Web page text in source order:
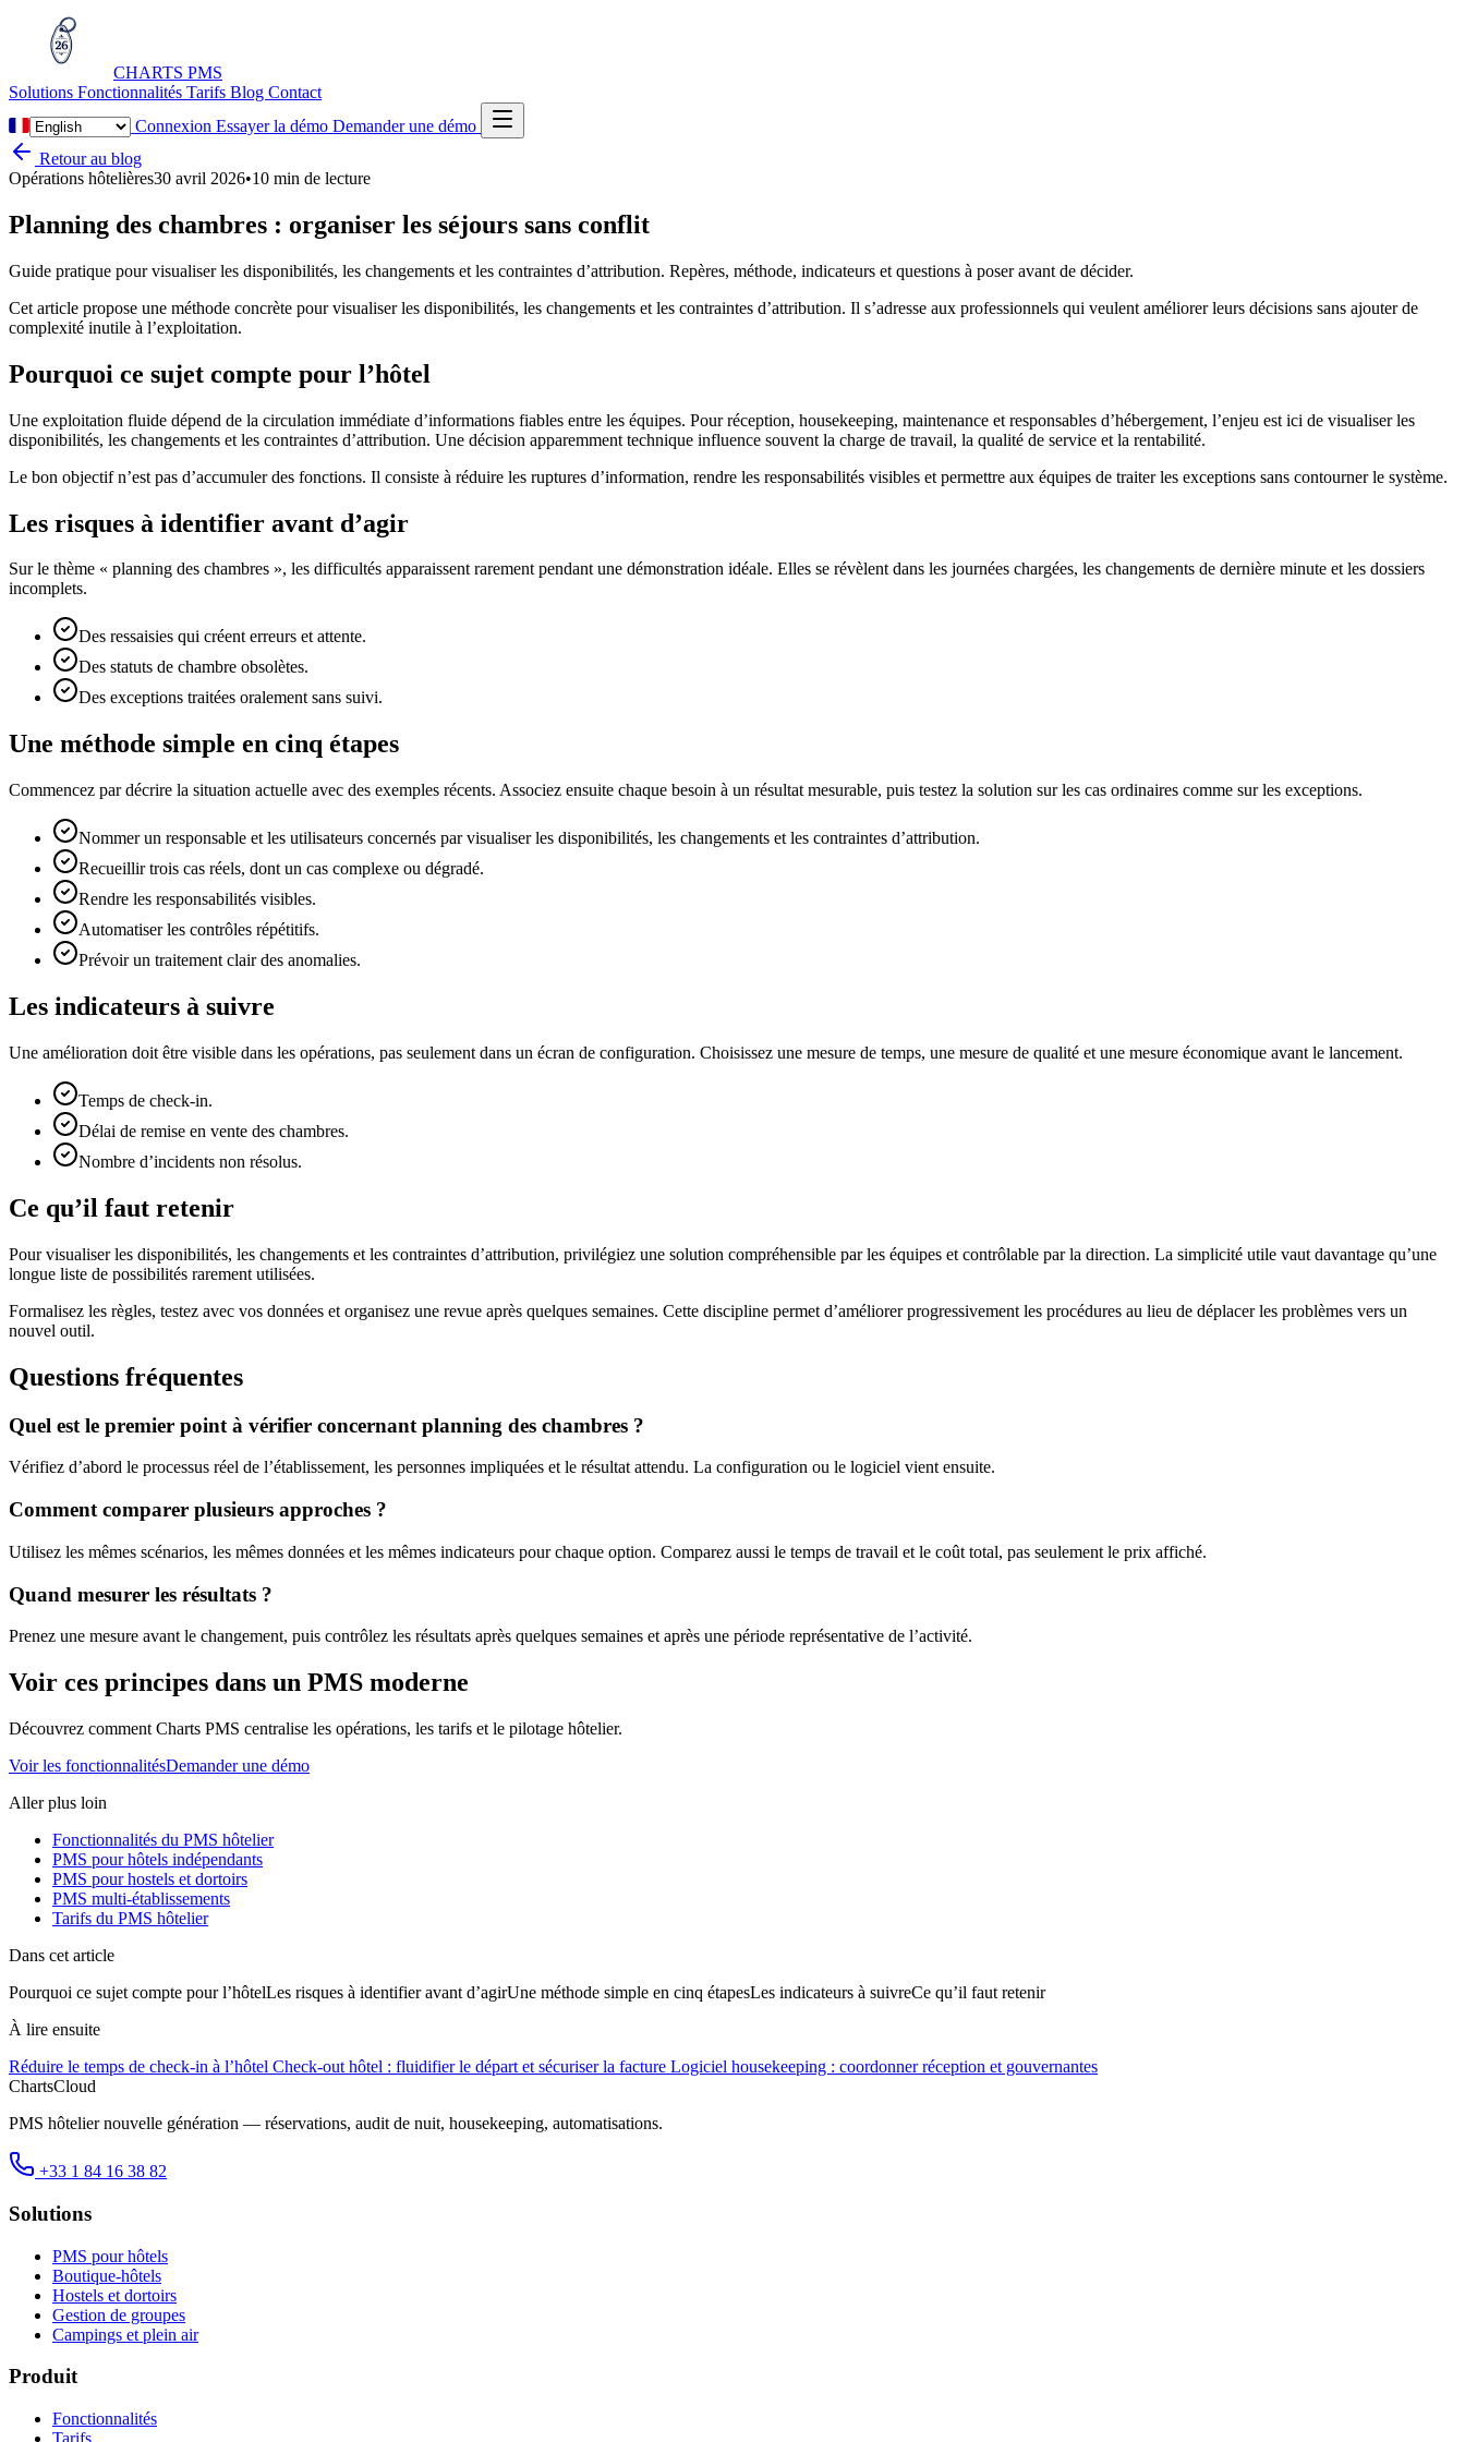
CHARTS PMS
Solutions Fonctionnalités Tarifs Blog Contact
ConnexionEssayer la démoDemander une démo
Retour au blog
Opérations hôtelières30 avril 2026•10 min de lecture
Planning des chambres : organiser les séjours sans conflit
Guide pratique pour visualiser les disponibilités, les changements et les contraintes d’attribution. Repères, méthode, indicateurs et questions à poser avant de décider.
Cet article propose une méthode concrète pour visualiser les disponibilités, les changements et les contraintes d’attribution. Il s’adresse aux professionnels qui veulent améliorer leurs décisions sans ajouter de
complexité inutile à l’exploitation.
Pourquoi ce sujet compte pour l’hôtel
Une exploitation fluide dépend de la circulation immédiate d’informations fiables entre les équipes. Pour réception, housekeeping, maintenance et responsables d’hébergement, l’enjeu est ici de visualiser les
disponibilités, les changements et les contraintes d’attribution. Une décision apparemment technique influence souvent la charge de travail, la qualité de service et la rentabilité.
Le bon objectif n’est pas d’accumuler des fonctions. Il consiste à réduire les ruptures d’information, rendre les responsabilités visibles et permettre aux équipes de traiter les exceptions sans contourner le système.
Les risques à identifier avant d’agir
Sur le thème « planning des chambres », les difficultés apparaissent rarement pendant une démonstration idéale. Elles se révèlent dans les journées chargées, les changements de dernière minute et les dossiers
incomplets.
Des ressaisies qui créent erreurs et attente.
Des statuts de chambre obsolètes.
Des exceptions traitées oralement sans suivi.
Une méthode simple en cinq étapes
Commencez par décrire la situation actuelle avec des exemples récents. Associez ensuite chaque besoin à un résultat mesurable, puis testez la solution sur les cas ordinaires comme sur les exceptions.
Nommer un responsable et les utilisateurs concernés par visualiser les disponibilités, les changements et les contraintes d’attribution.
Recueillir trois cas réels, dont un cas complexe ou dégradé.
Rendre les responsabilités visibles.
Automatiser les contrôles répétitifs.
Prévoir un traitement clair des anomalies.
Les indicateurs à suivre
Une amélioration doit être visible dans les opérations, pas seulement dans un écran de configuration. Choisissez une mesure de temps, une mesure de qualité et une mesure économique avant le lancement.
Temps de check-in.
Délai de remise en vente des chambres.
Nombre d’incidents non résolus.
Ce qu’il faut retenir
Pour visualiser les disponibilités, les changements et les contraintes d’attribution, privilégiez une solution compréhensible par les équipes et contrôlable par la direction. La simplicité utile vaut davantage qu’une
longue liste de possibilités rarement utilisées.
Formalisez les règles, testez avec vos données et organisez une revue après quelques semaines. Cette discipline permet d’améliorer progressivement les procédures au lieu de déplacer les problèmes vers un
nouvel outil.
Questions fréquentes
Quel est le premier point à vérifier concernant planning des chambres ?
Vérifiez d’abord le processus réel de l’établissement, les personnes impliquées et le résultat attendu. La configuration ou le logiciel vient ensuite.
Comment comparer plusieurs approches ?
Utilisez les mêmes scénarios, les mêmes données et les mêmes indicateurs pour chaque option. Comparez aussi le temps de travail et le coût total, pas seulement le prix affiché.
Quand mesurer les résultats ?
Prenez une mesure avant le changement, puis contrôlez les résultats après quelques semaines et après une période représentative de l’activité.
Voir ces principes dans un PMS moderne
Découvrez comment Charts PMS centralise les opérations, les tarifs et le pilotage hôtelier.
Voir les fonctionnalitésDemander une démo
Aller plus loin
Fonctionnalités du PMS hôtelier
PMS pour hôtels indépendants
PMS pour hostels et dortoirs
PMS multi-établissements
Tarifs du PMS hôtelier
Dans cet article
Pourquoi ce sujet compte pour l’hôtelLes risques à identifier avant d’agirUne méthode simple en cinq étapesLes indicateurs à suivreCe qu’il faut retenir
À lire ensuite
Réduire le temps de check-in à l’hôtel Check-out hôtel : fluidifier le départ et sécuriser la facture Logiciel housekeeping : coordonner réception et gouvernantes
ChartsCloud
PMS hôtelier nouvelle génération — réservations, audit de nuit, housekeeping, automatisations.
+33 1 84 16 38 82
Solutions
PMS pour hôtels
Boutique-hôtels
Hostels et dortoirs
Gestion de groupes
Campings et plein air
Produit
Fonctionnalités
Tarifs